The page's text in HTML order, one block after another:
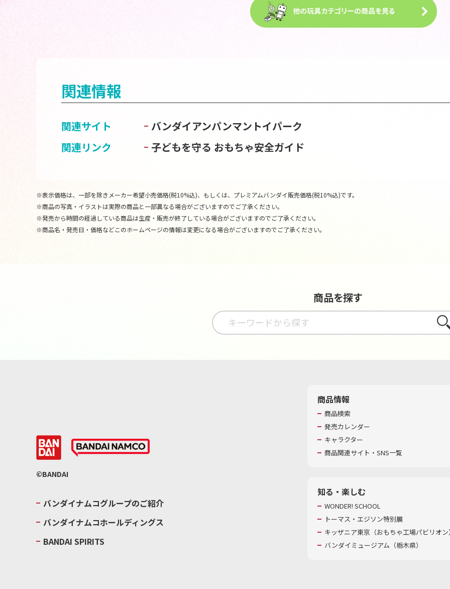
関連情報
関連サイト
バンダイアンパンマントイパーク
関連リンク
子どもを守る おもちゃ安全ガイド
※表示価格は、一部を除きメーカー希望小売価格(税10%込)、もしくは、プレミアムバンダイ販売価格(税10%込)です。
※商品の写真・イラストは実際の商品と一部異なる場合がございますのでご了承ください。
※発売から時間の経過している商品は生産・販売が終了している場合がございますのでご了承ください。
※商品名・発売日・価格などこのホームページの情報は変更になる場合がございますのでご了承ください。
商品を探す
さが
©BANDAI
バンダイナムコグループのご紹介
バンダイナムコホールディングス
BANDAI SPIRITS
商品情報
商品検索
発売カレンダー
キャラクター
商品関連サイト・SNS一覧
知る・楽しむ
WONDER! SCHOOL
トーマス・エジソン特別展
キッザニア東京（おもちゃ工場パビリオ
バンダイミュージアム（栃木県）